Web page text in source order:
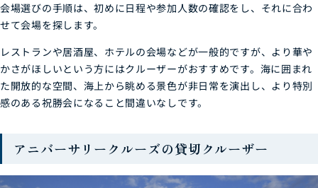
会場選びの手順は、初めに日程や参加人数の確認をし、それに合わ
せて会場を探します。
レストランや居酒屋、ホテルの会場などが一般的ですが、より華や
かさがほしいという方にはクルーザーがおすすめです。海に囲まれ
た開放的な空間、海上から眺める景色が非日常を演出し、より特別
感のある祝勝会になること間違いなしです。
アニバーサリークルーズの貸切クルーザー